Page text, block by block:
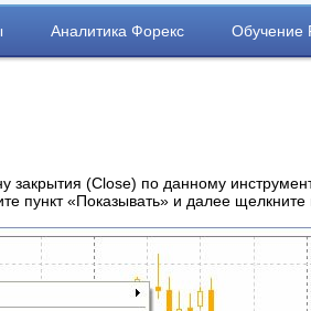
Аналитика Форекс Обучение
(Close) по данному
пункт «Показывать» и далее